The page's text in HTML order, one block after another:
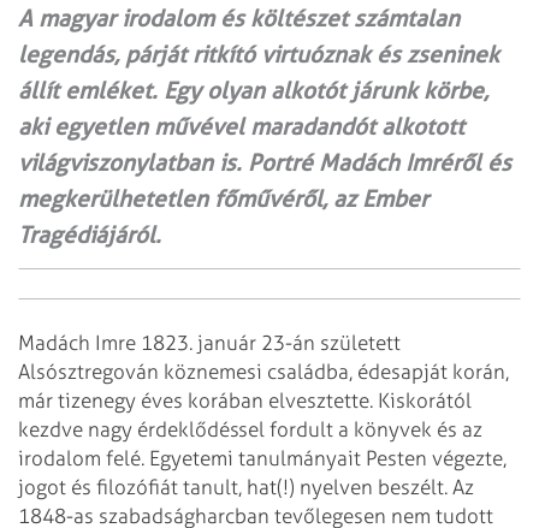
A magyar irodalom és költészet számtalan
legendás, párját ritkító virtuóznak és zseninek
állít emléket. Egy olyan alkotót járunk körbe,
aki egyetlen művével maradandót alkotott
világviszonylatban is. Portré Madách Imréről és
megkerülhetetlen főművéről, az Ember
Tragédiájáról.
Madách Imre 1823. január 23-án született
Alsósztregován köznemesi családba, édesapját korán,
már tizenegy éves korában elvesztette. Kiskorától
kezdve nagy érdeklődéssel fordult a könyvek és az
irodalom felé. Egyetemi tanulmányait Pesten végezte,
jogot és filozófiát tanult, hat(!) nyelven beszélt. Az
1848-as szabadságharcban tevőlegesen nem tudott